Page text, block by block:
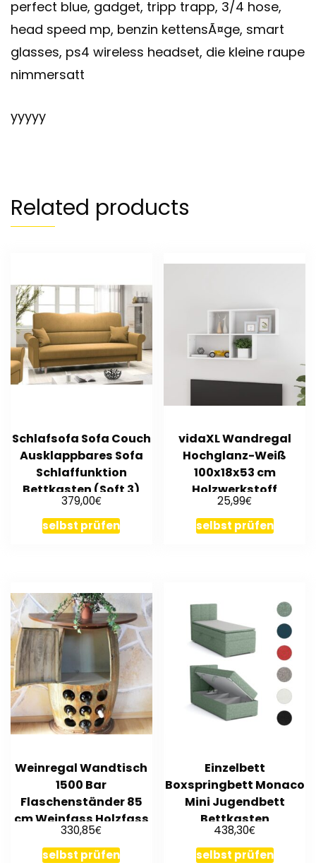
perfect blue, gadget, tripp trapp, 3/4 hose,
head speed mp, benzin kettensÃ¤ge, smart
glasses, ps4 wireless headset, die kleine raupe
nimmersatt
yyyyy
Related products
Schlafsofa Sofa Couch
Ausklappbares Sofa
Schlaffunktion
Bettkasten (Soft 3)
379,00€
selbst prüfen
vidaXL Wandregal
Hochglanz-Weiß
100x18x53 cm
Holzwerkstoff
25,99€
selbst prüfen
Weinregal Wandtisch
1500 Bar
Flaschenständer 85
cm Weinfass Holzfass
Schrank
330,85€
selbst prüfen
Einzelbett
Boxspringbett Monaco
Mini Jugendbett
Bettkasten
90/100x200cm
Designbett
438,30€
selbst prüfen